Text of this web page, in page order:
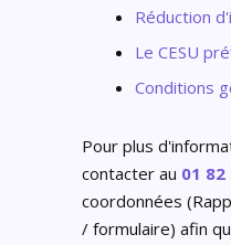
Réduction
Le CESU
Conditions
Pour plus
contacter au 01 82
coordonnées
/ formulaire) afin